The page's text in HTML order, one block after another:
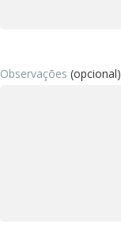
Observações (opcional)